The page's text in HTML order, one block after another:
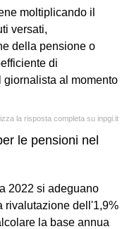
moltiplicando il
versati,
della pensione o
di
al momento
la risposta completa su inpgi.it
le pensioni nel
2022 si adeguano
rivalutazione dell'1,9%
la base annua